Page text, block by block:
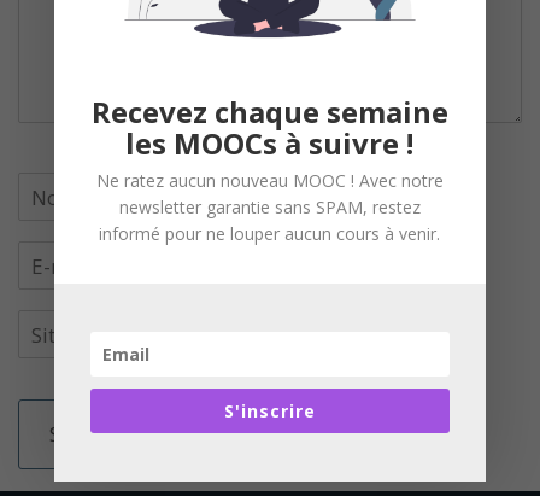
Recevez chaque semaine
les MOOCs à suivre !
Ne ratez aucun nouveau MOOC ! Avec notre
newsletter garantie sans SPAM, restez
informé pour ne louper aucun cours à venir.
S'inscrire